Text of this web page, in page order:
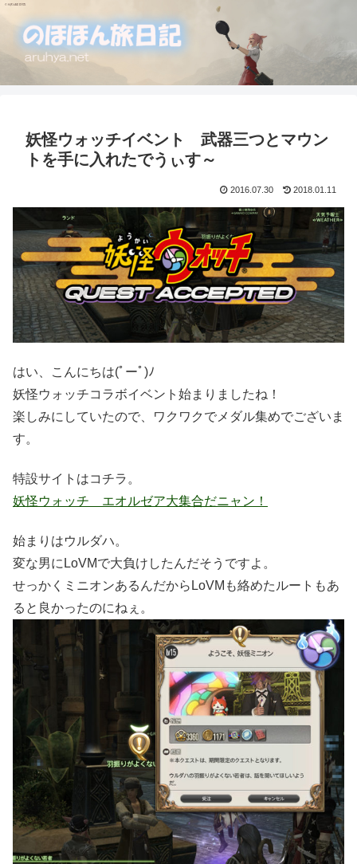
妖怪ウォッチイベント 武器三つとマウン
トを手に入れたでうぃす～
2016.07.30 2018.01.11
はい、こんにちは(ﾟーﾟ)ﾉ
妖怪ウォッチコラボイベント始まりましたね！
楽しみにしていたので、ワクワクでメダル集めでございま
す。
特設サイトはコチラ。
妖怪ウォッチ エオルゼア大集合だニャン！
始まりはウルダハ。
変な男にLoVMで大負けしたんだそうですよ。
せっかくミニオンあるんだからLoVMも絡めたルートもあ
ると良かったのにねぇ。